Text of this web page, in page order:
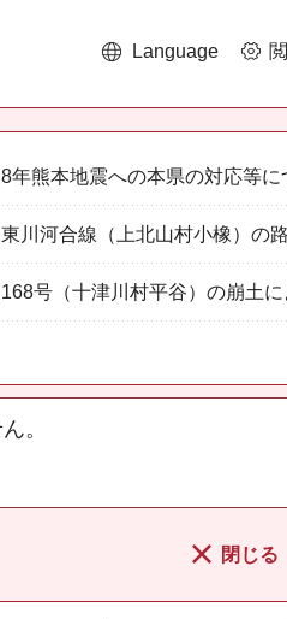
Language
年熊本地震への本県の対応等に
川河合線（上北山村小橡）の
号（十津川村平谷）の崩土
。
閉じる